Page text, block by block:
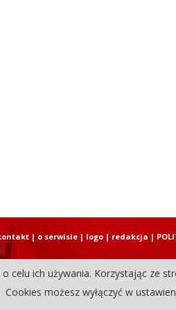
| o serwisie| logo| redakcja |
o celu ich używania. Korzystając ze
Cookies możesz wyłączyć w